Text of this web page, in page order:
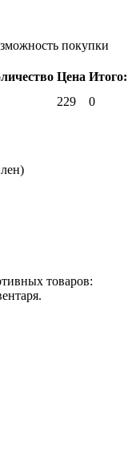
покупки
Цена Итого:
229
0
товаров: